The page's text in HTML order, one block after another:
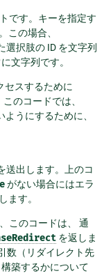
です。キーを指定す
この場合、
選択肢の ID を文字列
文字列です。
セスするために
のコードでは、
うにするために、
送出します。上のコ
がない場合にはエラ
ます。
このコードは、 通
を返しま
数（リダイレクト先
築するかについて